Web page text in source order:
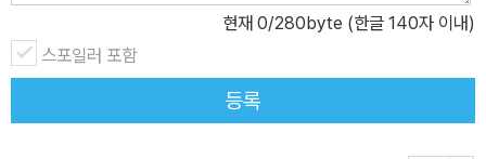
있는 것이 아니며, 정답을 내릴 수도 없는, 인류의 영혼, 다시 말해 우
리의 마음과 맞닿아 있는 것들이기 때문이다. 세계 고고학 자료의 절
반 이상은 무덤과 관련되어 있다. 네안데르탈인 이래 사람들은 죽은
사람의 영생을 또는 저세상에서의 행복을 바라며 정성껏 시신을 안치
했다. 이 무덤 하나하나는 곧 내세에서의 복을 기원하는, 죽은 사람들
현재 0/280byte (한글 140자 이내)
스포일러 포함
등록